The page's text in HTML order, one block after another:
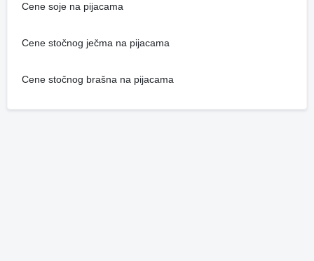
Cene soje na pijacama
Cene stočnog ječma na pijacama
Cene stočnog brašna na pijacama